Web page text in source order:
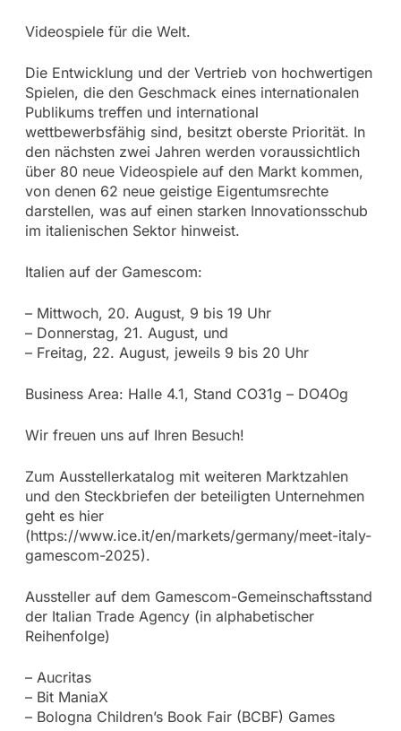
Videospiele für die Welt.
Die Entwicklung und der Vertrieb von hochwertigen
Spielen, die den Geschmack eines internationalen
Publikums treffen und international
wettbewerbsfähig sind, besitzt oberste Priorität. In
den nächsten zwei Jahren werden voraussichtlich
über 80 neue Videospiele auf den Markt kommen,
von denen 62 neue geistige Eigentumsrechte
darstellen, was auf einen starken Innovationsschub
im italienischen Sektor hinweist.
Italien auf der Gamescom:
– Mittwoch, 20. August, 9 bis 19 Uhr
– Donnerstag, 21. August, und
– Freitag, 22. August, jeweils 9 bis 20 Uhr
Business Area: Halle 4.1, Stand CO31g – DO4Og
Wir freuen uns auf Ihren Besuch!
Zum Ausstellerkatalog mit weiteren Marktzahlen
und den Steckbriefen der beteiligten Unternehmen
geht es hier
(https://www.ice.it/en/markets/germany/meet-italy-
gamescom-2025).
Aussteller auf dem Gamescom-Gemeinschaftsstand
der Italian Trade Agency (in alphabetischer
Reihenfolge)
– Aucritas
– Bit ManiaX
– Bologna Children’s Book Fair (BCBF) Games